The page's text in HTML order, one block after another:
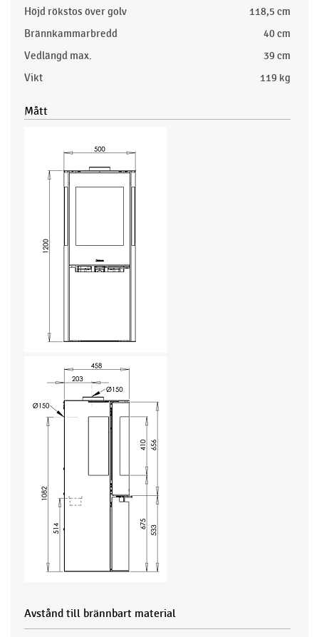
Höjd rökstos över golv
118,5 cm
Brännkammarbredd
40 cm
Vedlängd max.
39 cm
Vikt
119 kg
Mått
Avstånd till brännbart material